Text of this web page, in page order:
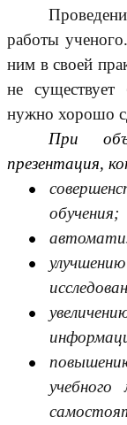
работы
ним в своей
не
нужно хорошо
При
презентация,
обучения;